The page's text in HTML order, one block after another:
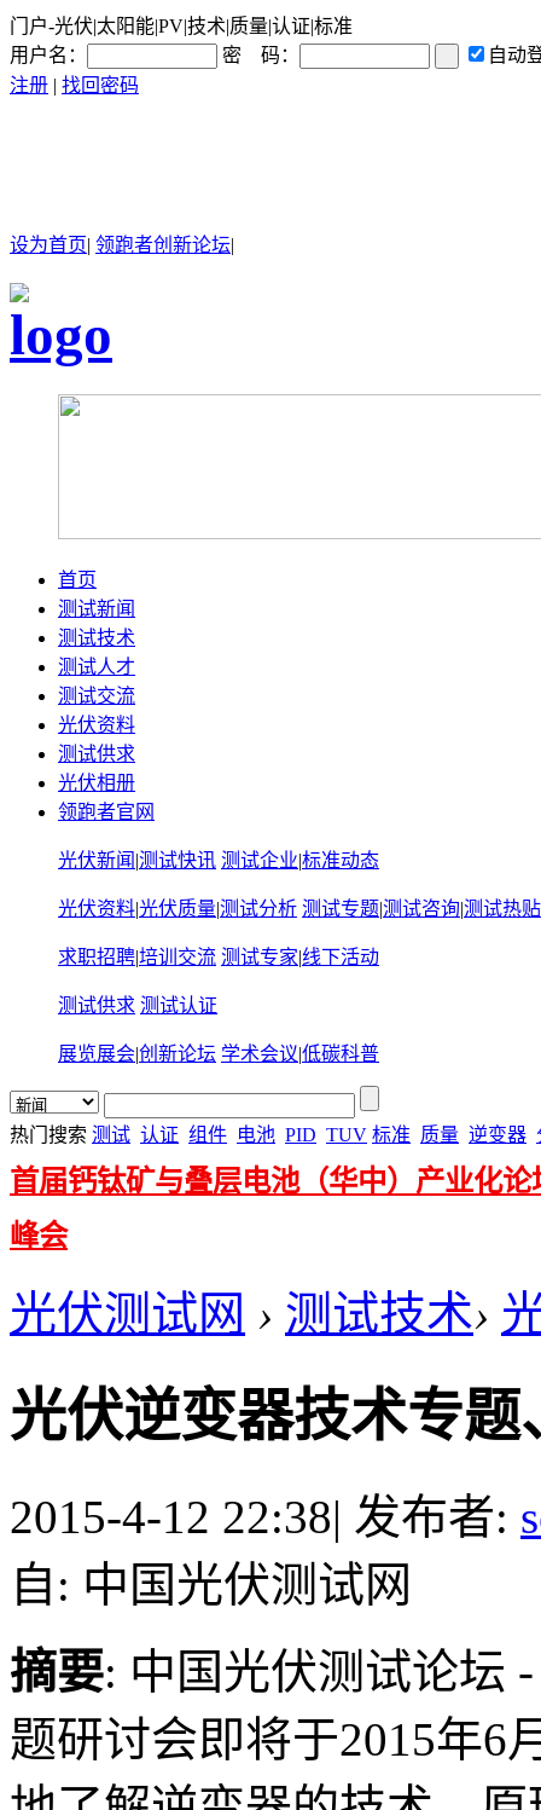
门户-光伏|太阳能|PV|技术|质量|认证|标准
用户名：
密 码：
自动
注册 | 找回密码
设为首页| 领跑者创新论坛|
首页
测试新闻
测试技术
测试人才
测试交流
光伏资料
测试供求
光伏相册
领跑者官网
光伏新闻 |测试快讯 测试企业|标准动态
光伏资料|光伏质量|测试分析 测试专题|测试咨询|测试热贴
求职招聘|培训交流 测试专家|线下活动
测试供求 测试认证
展览展会|创新论坛 学术会议|低碳科普
热门搜索 测试 认证 组件 电池 PID TUV 标准 质量 逆变器
首届钙钛矿与叠层电池（华中）产业化论
峰会
光伏测试网 › 测试技术›
光伏逆变器技术专
2015-4-12 22:38| 发布者:
自: 中国光伏测试网
摘要: 中国光伏测试论坛
题研讨会即将于2015年6